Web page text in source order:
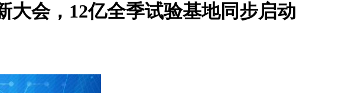
会，12亿全季试验基地同步启动